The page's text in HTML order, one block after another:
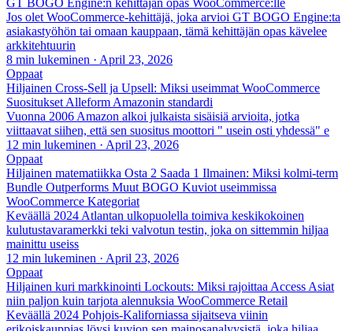
Jos olet WooCommerce-kehittäjä, joka arvioi GT BOGO Engine:ta
asiakastyöhön tai omaan kauppaan, tämä kehittäjän opas kävelee
arkkitehtuurin
8 min lukeminen · April 23, 2026
Oppaat
Hiljainen Cross-Sell ja Upsell: Miksi useimmat WooCommerce
Suositukset Alleform Amazonin standardi
Vuonna 2006 Amazon alkoi julkaista sisäisiä arvioita, jotka
viittaavat siihen, että sen suositus moottori " usein osti yhdessä" e
12 min lukeminen · April 23, 2026
Oppaat
Hiljainen matematiikka Osta 2 Saada 1 Ilmainen: Miksi kolmi-term
Bundle Outperforms Muut BOGO Kuviot useimmissa
WooCommerce Kategoriat
Keväällä 2024 Atlantan ulkopuolella toimiva keskikokoinen
kulutustavaramerkki teki valvotun testin, joka on sittemmin hiljaa
mainittu useiss
12 min lukeminen · April 23, 2026
Oppaat
Hiljainen kuri markkinointi Lockouts: Miksi rajoittaa Access Asiat
niin paljon kuin tarjota alennuksia WooCommerce Retail
Keväällä 2024 Pohjois-Kaliforniassa sijaitseva viinin